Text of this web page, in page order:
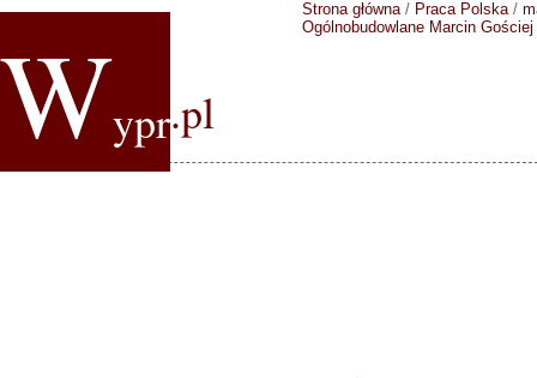
Wypr.pl
Strona główna/ Praca Polska/
Ogólnobudowlane Marcin Gościej